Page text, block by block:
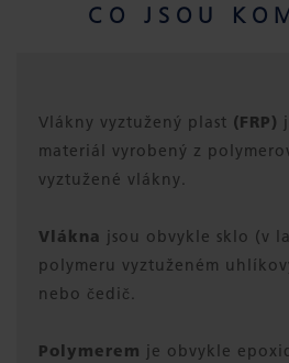
CO JSOU
Vlákny vyztužený plast (FRP)
materiál vyrobený z
vyztužené vlákny.
Vlákna jsou obvykle sklo (v
polymeru vyztuženém
nebo čedič.
Polymerem je obvykle